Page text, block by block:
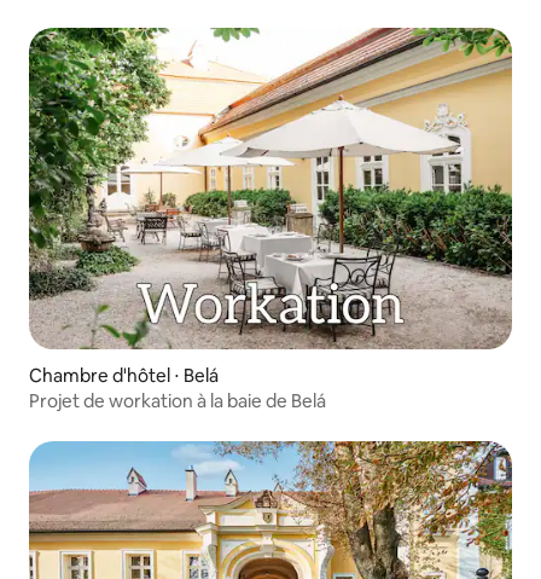
Chambre d'hôtel ⋅ Belá
Projet de workation à la baie de Belá